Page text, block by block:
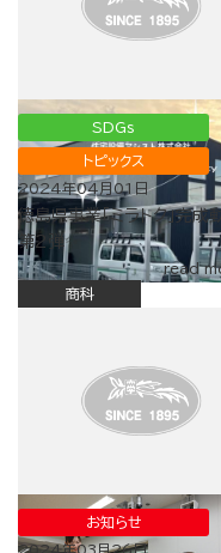
SDGs
トピックス
2024年04月01日
徳島県事業「ミラトク」完成
第2弾✨
read
商科
お知らせ
2024年03月26日